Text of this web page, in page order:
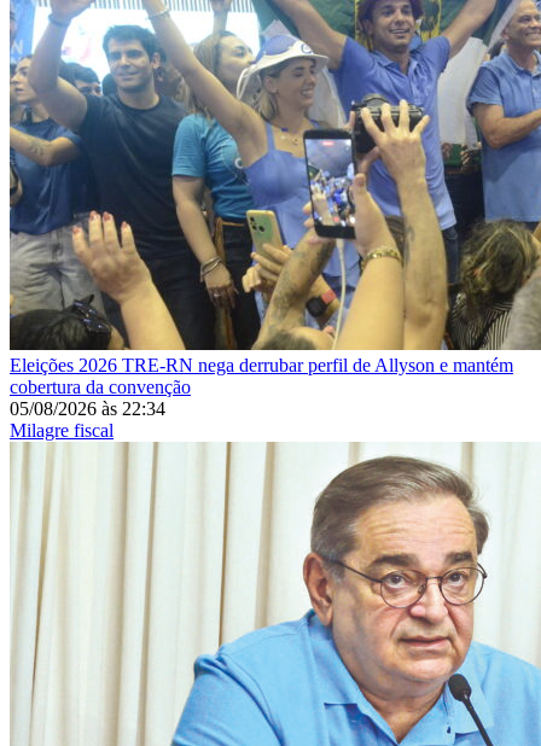
Eleições 2026 TRE-RN nega derrubar perfil de Allyson e mantém
cobertura da convenção
05/08/2026 às 22:34
Milagre fiscal